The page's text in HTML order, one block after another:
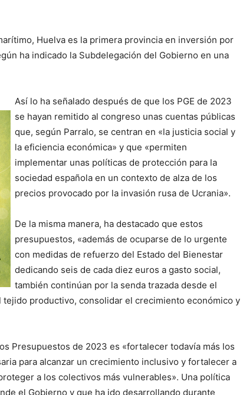
Huelva es la primera provincia en inversión por
ha indicado la Subdelegación del Gobierno en una
Así lo ha señalado después de que los PGE de 2023
se hayan remitido al congreso unas cuentas públicas
que, según Parralo, se centran en «la justicia social y
la eficiencia económica» y que «permiten
implementar unas políticas de protección para la
sociedad española en un contexto de alza de los
precios provocado por la invasión rusa de Ucrania».
De la misma manera, ha destacado que estos
presupuestos, «además de ocuparse de lo urgente
con medidas de refuerzo del Estado del Bienestar
dedicando seis de cada diez euros a gasto social,
también continúan por la senda trazada desde el
productivo, consolidar el crecimiento económico y
Presupuestos de 2023 es «fortalecer todavía más los
para alcanzar un crecimiento inclusivo y fortalecer a
a los colectivos más vulnerables». Una política
el Gobierno y que ha ido desarrollando durante